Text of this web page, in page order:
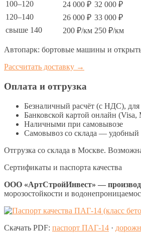
100–120 24 000 ₽ 32 000 ₽
120–140
26 000 ₽ 33 000 ₽
свыше 140
200 ₽/км 250 ₽/км
Автопарк: бортовые машины и
Рассчитать доставку →
Оплата и отгрузка
Безналичный расчёт (с НДС),
Банковской картой онлайн
Наличными при самовывозе
Самовывоз со склада — удобный
Отгрузка со склада в Москве.
Сертификаты и паспорта качества
ООО «АртСтройИнвест» —
морозостойкости и
Скачать PDF: паспорт ПАГ-14 ·